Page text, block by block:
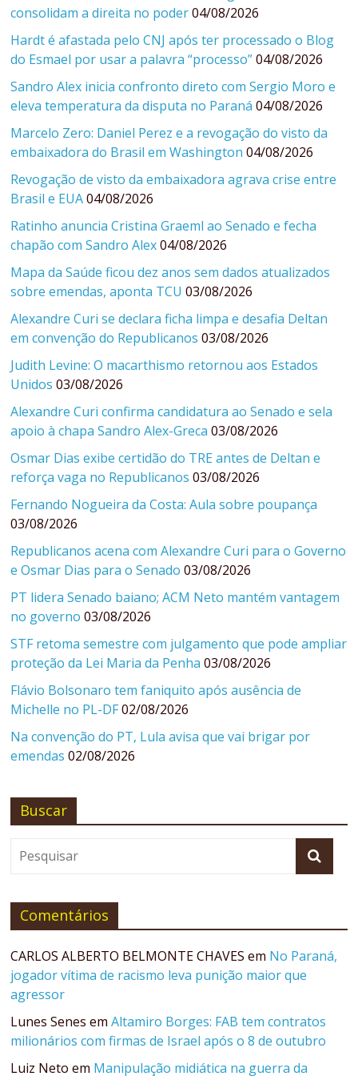
consolidam a direita no poder 04/08/2026
Hardt é afastada pelo CNJ após ter processado o Blog
do Esmael por usar a palavra “processo” 04/08/2026
Sandro Alex inicia confronto direto com Sergio Moro e
eleva temperatura da disputa no Paraná 04/08/2026
Marcelo Zero: Daniel Perez e a revogação do visto da
embaixadora do Brasil em Washington 04/08/2026
Revogação de visto da embaixadora agrava crise entre
Brasil e EUA 04/08/2026
Ratinho anuncia Cristina Graeml ao Senado e fecha
chapão com Sandro Alex 04/08/2026
Mapa da Saúde ficou dez anos sem dados atualizados
sobre emendas, aponta TCU 03/08/2026
Alexandre Curi se declara ficha limpa e desafia Deltan
em convenção do Republicanos 03/08/2026
Judith Levine: O macarthismo retornou aos Estados
Unidos 03/08/2026
Alexandre Curi confirma candidatura ao Senado e sela
apoio à chapa Sandro Alex-Greca 03/08/2026
Osmar Dias exibe certidão do TRE antes de Deltan e
reforça vaga no Republicanos 03/08/2026
Fernando Nogueira da Costa: Aula sobre poupança
03/08/2026
Republicanos acena com Alexandre Curi para o Governo
e Osmar Dias para o Senado 03/08/2026
PT lidera Senado baiano; ACM Neto mantém vantagem
no governo 03/08/2026
STF retoma semestre com julgamento que pode ampliar
proteção da Lei Maria da Penha 03/08/2026
Flávio Bolsonaro tem faniquito após ausência de
Michelle no PL-DF02/08/2026
Na convenção do PT, Lula avisa que vai brigar por
emendas 02/08/2026
Buscar
Comentários
CARLOS ALBERTO BELMONTE CHAVES em No Paraná,
jogador vítima de racismo leva punição maior que
agressor
Lunes Senes emAltamiro Borges: FAB tem contratos
milionários com firmas de Israel após o 8 de outubro
Luiz Neto em Manipulação midiática na guerra da